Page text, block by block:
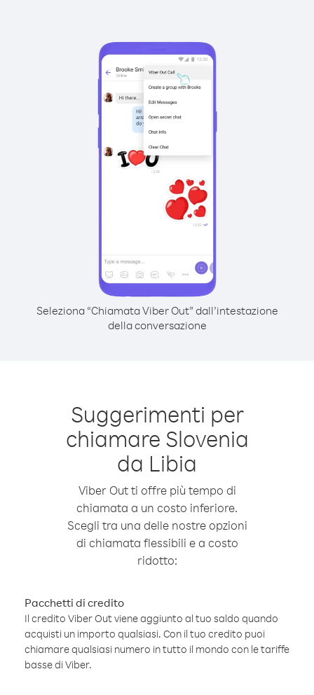
Seleziona “Chiamata Viber Out” dall’intestazione
della conversazione
Suggerimenti per
chiamare Slovenia
da Libia
Viber Out ti offre più tempo di
chiamata a un costo inferiore.
Scegli tra una delle nostre opzioni
di chiamata flessibili e a costo
ridotto:
Pacchetti di credito
Il credito Viber Out viene aggiunto al tuo saldo quando
acquisti un importo qualsiasi. Con il tuo credito puoi
chiamare qualsiasi numero in tutto il mondo con le tariffe
basse di Viber.